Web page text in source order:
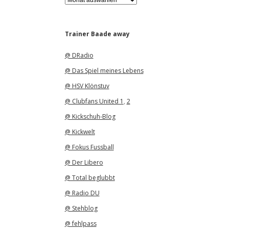
r
iTrainer Baade away
@ DRadio
@ Das Spiel meines Lebens
@ HSV Klönstuv
@ Clubfans United 1 , 2
@ Kickschuh-Blog
@ Kickwelt
@ Fokus Fussball
@ Der Libero
@ Total beglubbt
@ Radio DU
@ Stehblog
@ fehlpass